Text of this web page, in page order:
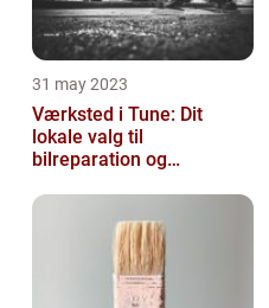
31 may 2023
Værksted i Tune: Dit
lokale valg til
bilreparation og